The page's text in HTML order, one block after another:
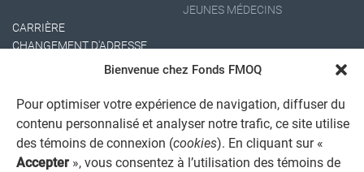
Bienvenue chez Fonds FMOQ
Pour optimiser votre expérience de navigation, diffuser du
contenu personnalisé et analyser notre trafic, ce site utilise
des témoins de connexion (cookies). En cliquant sur «
Accepter », vous consentez à l’utilisation des témoins de
JEUNES MÉDECINS
CARRIÈRE
CHANGEMENT D'ADRESSE